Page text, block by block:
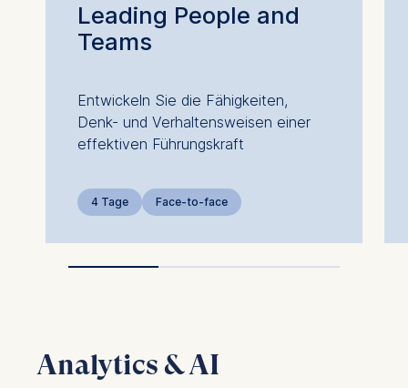
Leading People and
Teams
Entwickeln Sie die Fähigkeiten,
Denk- und Verhaltensweisen einer
effektiven Führungskraft
4 Tage Face-to-face
Analytics & AI